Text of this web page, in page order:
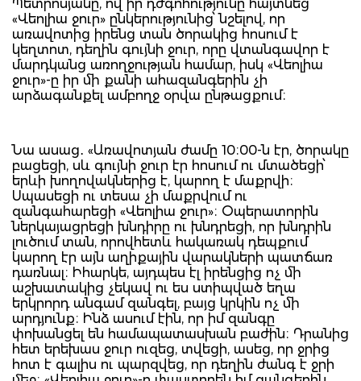
Պետրոսյանը, ով իր դժգոհությունը հայտնեց
«Վեոլիա ջուր» ընկերությունից՝ նշելով, որ
առավոտից իրենց տան ծորակից հոսում է
կեղտոտ, դեղին գույնի ջուր, որը վտանգավոր է
մարդկանց առողջության համար, իսկ «Վեոլիա
ջուր»-ը իր մի քանի ահազանգերին չի
արձագանքել ամբողջ օրվա ընթացքում։
Նա ասաց․ «Առավոտյան ժամը 10։00-ն էր, ծորակը
բացեցի, սև գույնի ջուր էր հոսում ու մտածեցի՝
երևի խողովակներից է, կարող է մաքրվի։
Սպասեցի ու տեսա չի մաքրվում ու
զանգահարեցի «Վեոլիա ջուր»։ Օպերատորին
ներկայացրեցի խնդիրը ու խնդրեցի, որ խնդրին
լուծում տան, որովհետև հակառակ դեպքում
կարող էր այն աղիքային վարակների պատճառ
դառնալ։ Իհարկե, այդպես էլ իրենցից ոչ մի
աշխատակից չեկավ ու ես ստիպված եղա
երկրորդ անգամ զանգել, բայց կրկին ոչ մի
արդյունք։ Ինձ ասում էին, որ իմ զանգը
փոխանցել են համապատասխան բաժին։ Դրանից
հետ երեխաս ջուր ուզեց, տվեցի, ասեց, որ ջրից
հոտ է գալիս ու պարզվեց, որ դեղին ժանգ է ջրի